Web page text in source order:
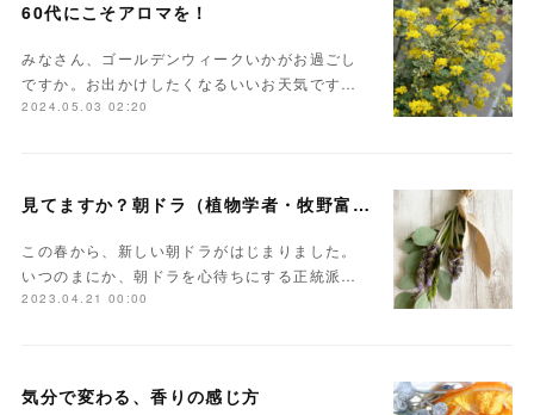
60代にこそアロマを！
みなさん、ゴールデンウィークいかがお過ごし
ですか。お出かけしたくなるいいお天気です…
2024.05.03 02:20
見てますか？朝ドラ（植物学者・牧野富太郎）
この春から、新しい朝ドラがはじまりました。
いつのまにか、朝ドラを心待ちにする正統派…
2023.04.21 00:00
気分で変わる、香りの感じ方